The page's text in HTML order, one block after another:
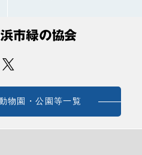
物園・公園等一覧